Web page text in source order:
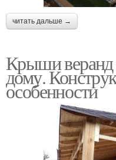
читать дальше →
Крыши веранд
дому.
особенности